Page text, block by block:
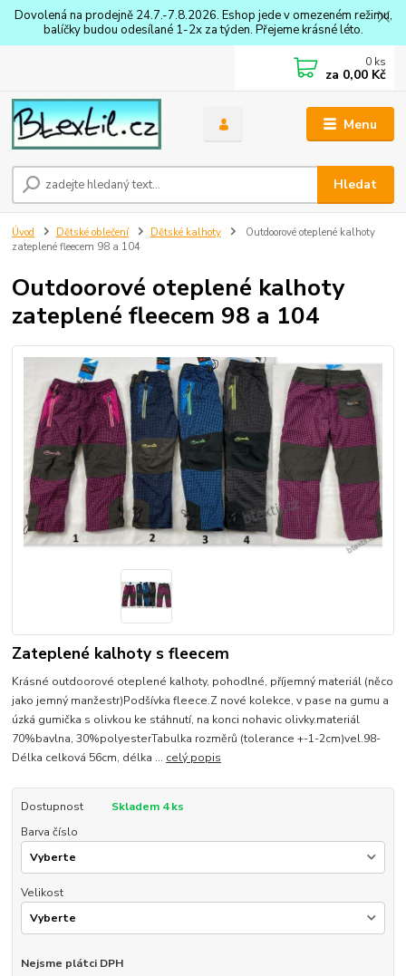
Dovolená na prodejně 24.7.-7.8.2026. Eshop jede v omezeném režimu,
balíčky budou odesílané 1-2x za týden. Přejeme krásné léto.
Menu
Hledat
0 ks
za 0,00 Kč
Úvod Dětské oblečení Dětské kalhoty
Outdoorové oteplené kalhoty
zateplené fleecem 98 a 104
Outdoorové oteplené kalhoty
zateplené fleecem 98 a 104
Zateplené kalhoty s fleecem
Krásné outdoorové oteplené kalhoty, pohodlné, příjemný materiál (něco
jako jemný manžestr)Podšívka fleece.Z nové kolekce, v pase na gumu a
úzká gumička s olivkou ke stáhnutí, na konci nohavic olivky.materiál
70%bavlna, 30%polyesterTabulka rozměrů (tolerance +-1-2cm)vel.98-
Délka celková 56cm, délka ... celý popis
Dostupnost
Skladem 4 ks
Barva číslo
Velikost
Nejsme plátci DPH